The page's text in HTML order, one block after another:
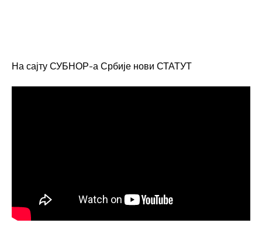
На сајту СУБНОР-а Србије нови СТАТУТ